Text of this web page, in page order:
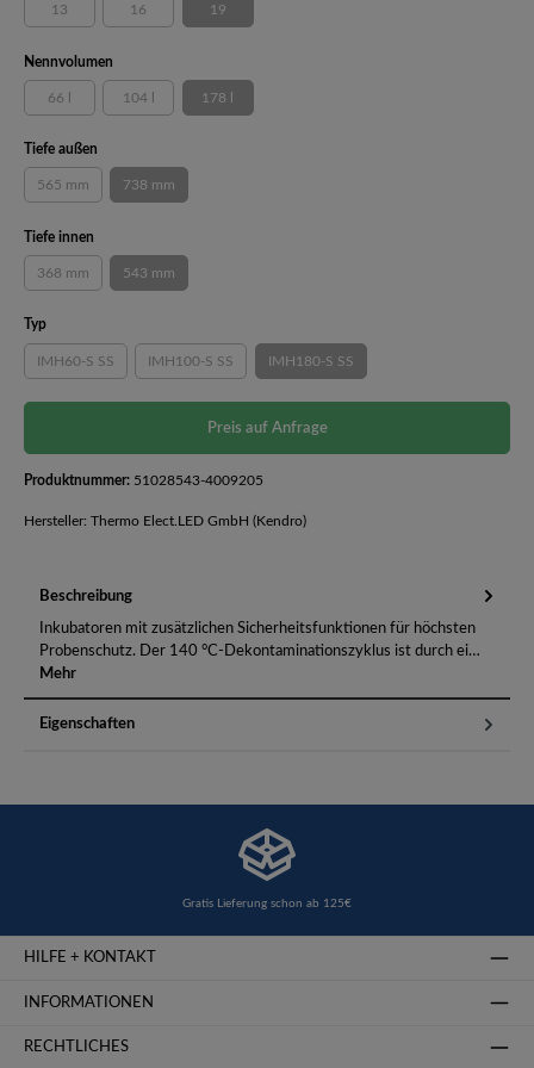
13(Diese Option ist zurzeit nicht verfügbar.)
16(Diese Option ist zurzeit nicht verfügbar.)
19(Diese Option ist zurzeit nicht verfügbar.)
Nennvolumen
66 l(Diese Option ist zurzeit nicht verfügbar.)
104 l(Diese Option ist zurzeit nicht verfügbar.)
178 l(Diese Option ist zurzeit nicht verfügbar.)
Tiefe außen
565 mm(Diese Option ist zurzeit nicht verfügbar.)
738 mm(Diese Option ist zurzeit nicht verfügbar.)
Tiefe innen
368 mm(Diese Option ist zurzeit nicht verfügbar.)
543 mm(Diese Option ist zurzeit nicht verfügbar.)
Typauswählen
IMH60-S SS(Diese Option ist zurzeit nicht verfügbar.)
IMH100-S SS(Diese Option ist zurzeit nicht verfügbar.)
IMH180-S SS(Diese Option ist zurzeit nicht
Preis auf Anfrage
Produktnummer: 51028543-4009205
Hersteller: Thermo Elect.LED GmbH (Kendro)
Beschreibung
Inkubatoren mit zusätzlichen Sicherheitsfunktionen für höchsten
Probenschutz. Der 140 °C-Dekontaminationszyklus ist durch ei…
Mehr
Eigenschaften
Gratis Lieferung schon ab 125€
HILFE + KONTAKT
INFORMATIONEN
RECHTLICHES